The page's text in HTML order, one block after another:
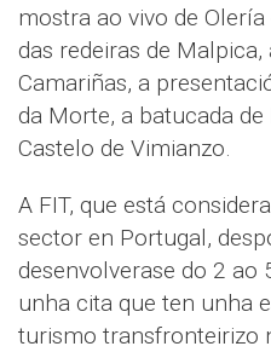
mostra ao vivo de
das redeiras de
Camariñas, a
da Morte, a batucada
Castelo de Vimianzo.
A FIT, que está
sector en Portugal,
desenvolverase do 2 ao
unha cita que ten unha
turismo transfronteirizo